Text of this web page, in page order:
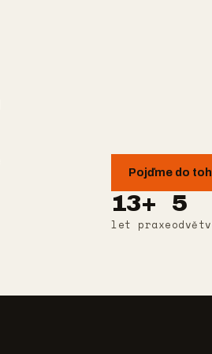
Pojďme do
13+
let praxe
5